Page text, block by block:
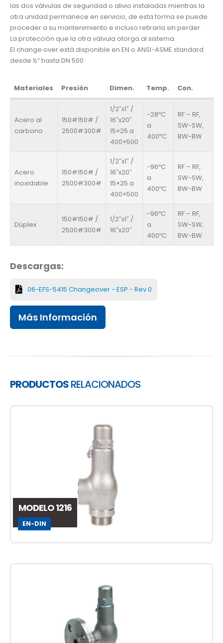
las dos válvulas de seguridad o alivio instaladas mientras la
otra unidad permanece en servicio, de esta forma se puede
proceder a su mantenimiento e incluso retirarla sin perder
La protección que la otra válvula otorga al sistema.
El change over está disponible en EN o ANSI-ASME standard
desde ½” hasta DN 500
Materiales Presión Dimen. Temp. Con.
Acero al
carbono
150#150# /
2500#300#
1/2″x1″ /
16″x20″
15×25 a
400×500
-28ºC
a
400ºC
RF – RF,
SW-SW,
BW-BW
Acero
inoxidable
150#150# /
2500#300#
1/2″x1″ /
16″x20″
15×25 a
400×500
-96ºC
a
400ºC
RF – RF,
SW-SW,
BW-BW
Dúplex
150#150# /
2500#300#
1/2″x1″ /
16″x20″
-96ºC
a
400ºC
RF – RF,
SW-SW,
BW-BW
Descargas:
06-EFS-5415 Changeover - ESP - Rev 0
Más Información
PRODUCTOSRELACIONADOS
MODELO 1216
EN-DIN